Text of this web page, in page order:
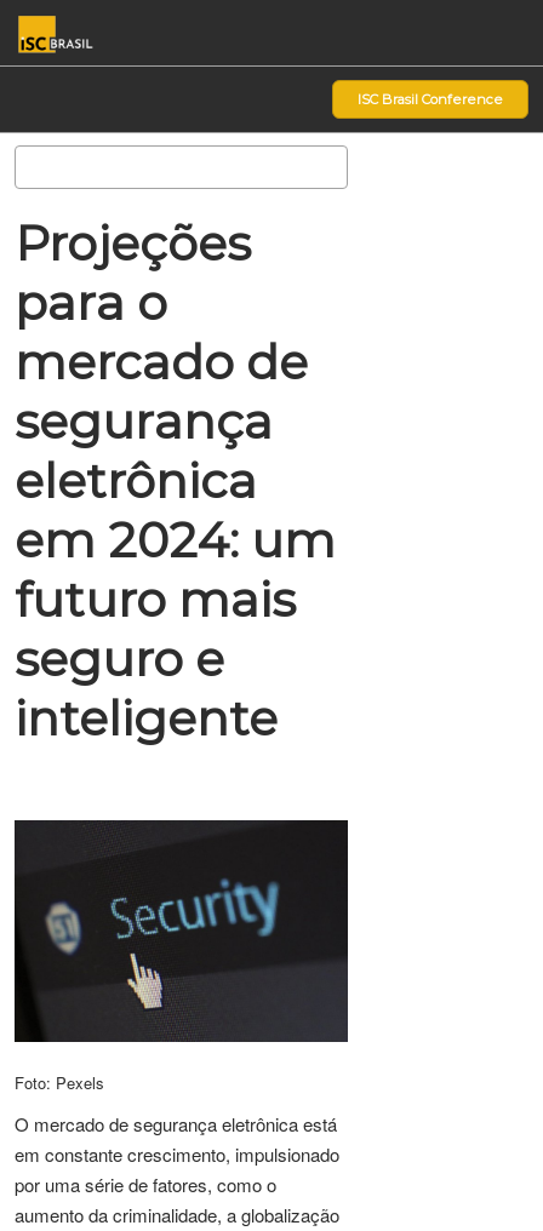
Pular
para
o
ISC Brasil Conference
Projeções
para o
mercado de
segurança
eletrônica
em 2024: um
futuro mais
seguro e
inteligente
Foto: Pexels
O mercado de segurança eletrônica está
em constante crescimento, impulsionado
por uma série de fatores, como o
aumento da criminalidade, a globalização